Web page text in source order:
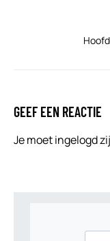
GEEF EEN REACTIE
Je moetingelogd